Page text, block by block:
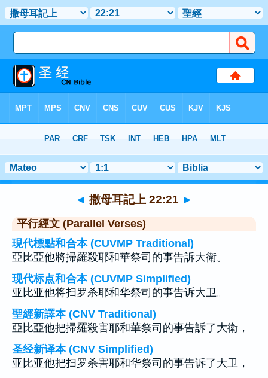
章 22 > 聖經金句 21
◄ 撒母耳記上 22:21 ►
平行經文 (Parallel Verses)
現代標點和合本 (CUVMP Traditional)
亞比亞他將掃羅殺耶和華祭司的事告訴大衛。
现代标点和合本 (CUVMP Simplified)
亚比亚他将扫罗杀耶和华祭司的事告诉大卫。
聖經新譯本 (CNV Traditional)
亞比亞他把掃羅殺害耶和華祭司的事告訴了大衛，
圣经新译本 (CNV Simplified)
亚比亚他把扫罗杀害耶和华祭司的事告诉了大卫，